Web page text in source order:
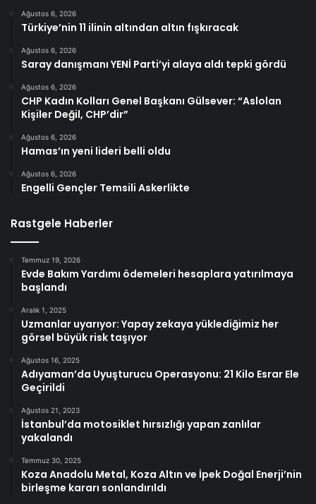
Ağustos 6, 2026
Türkiye’nin 11 ilinin altından altın fışkıracak
Ağustos 6, 2026
Saray danışmanı YENİ Parti’yi alaya aldı tepki gördü
Ağustos 6, 2026
CHP Kadın Kolları Genel Başkanı Gülsever: “Aslolan
Kişiler Değil, CHP’dir”
Ağustos 6, 2026
Hamas’ın yeni lideri belli oldu
Ağustos 6, 2026
Engelli Gençler Temsili Askerlikte
Rastgele Haberler
Temmuz 19, 2026
Evde Bakım Yardımı ödemeleri hesaplara yatırılmaya
başlandı
Aralık 1, 2025
Uzmanlar uyarıyor: Yapay zekaya yüklediğimiz her
görsel büyük risk taşıyor
Ağustos 16, 2025
Adıyaman’da Uyuşturucu Operasyonu: 21 Kilo Esrar Ele
Geçirildi
Ağustos 21, 2023
İstanbul’da motosiklet hırsızlığı yapan zanlılar
yakalandı
Temmuz 30, 2025
Koza Anadolu Metal, Koza Altın ve İpek Doğal Enerji’nin
birleşme kararı sonlandırıldı